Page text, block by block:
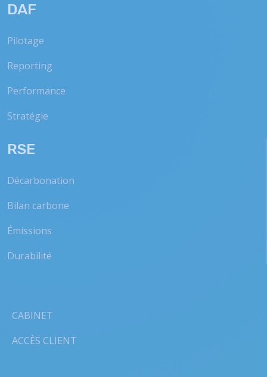
DAF
Pilotage
Reporting
Performance
Stratégie
RSE
Décarbonation
Bilan carbone
Émissions
Durabilité
CABINET
ACCÈS CLIENT